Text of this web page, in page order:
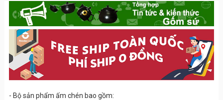
- Bộ sản phẩm ấm chén bao gồm: